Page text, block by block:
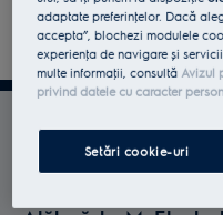
Profită la
Electrolux
adaptate preferinţelor. Dacă
accepta”, blochezi modulele
experienţa de navigare și
multe informaţii, consultă Avizul
privind datele cu caracter
Setări cookie-uri